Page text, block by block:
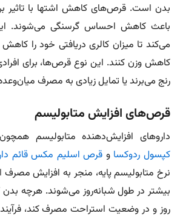
بدن است. قرص‌های کاهش اشتها با تاثیر
باعث کاهش احساس گرسنگی می‌شوند.
می‌کند تا میزان کالری دریافتی خود را کاهش
کاهش وزن کنند. این نوع قرص‌ها، برای
رنج می‌برند یا تمایل زیادی به مصرف
قرص‌های افزایش متابولیسم
داروهای افزایش‌دهنده متابولیسم همچون
کپسول ردوکسا و قرص اسلیم مکس قائم
نرخ متابولیسم پایه، منجر به افزایش مصرف
بیشتر در طول شبانه‌روز می‌شوند. هرچه
روز و در وضعیت استراحت مصرف کند،